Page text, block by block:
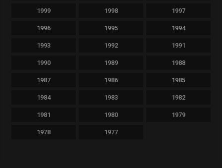
1999 1998 1997
1996 1995 1994
1993 1992 1991
1990 1989 1988
1987 1986 1985
1984 1983 1982
1981 1980 1979
1978 1977